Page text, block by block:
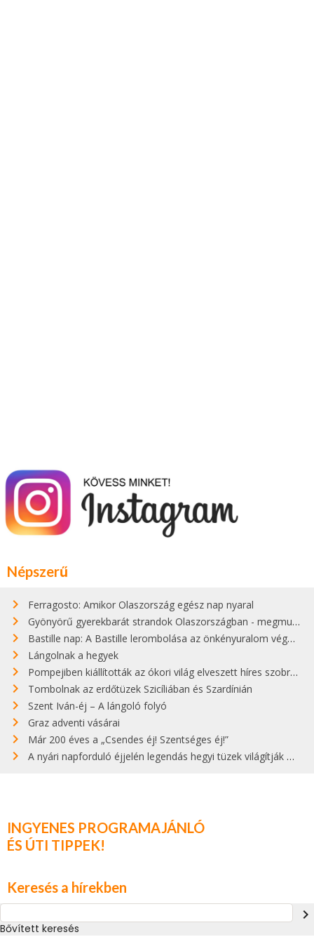
Népszerű
Ferragosto: Amikor Olaszország egész nap nyaral
Gyönyörű gyerekbarát strandok Olaszországban - megmutatjuk a 15 legjobbat
Bastille nap: A Bastille lerombolása az önkényuralom végét jelentette
Lángolnak a hegyek
Pompejiben kiállították az ókori világ elveszett híres szobrának másolatát
Tombolnak az erdőtüzek Szicíliában és Szardínián
Szent Iván-éj – A lángoló folyó
Graz adventi vásárai
Már 200 éves a „Csendes éj! Szentséges éj!”
A nyári napforduló éjjelén legendás hegyi tüzek világítják meg Zugspitzét
INGYENES PROGRAMAJÁNLÓ
ÉS ÚTI TIPPEK!
Keresés a hírekben
navigate_next
Bővített keresés